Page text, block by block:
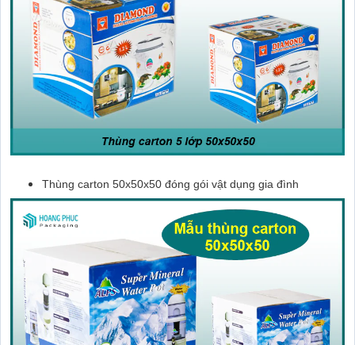
Thùng carton 50x50x50 đóng gói vật dụng gia đình